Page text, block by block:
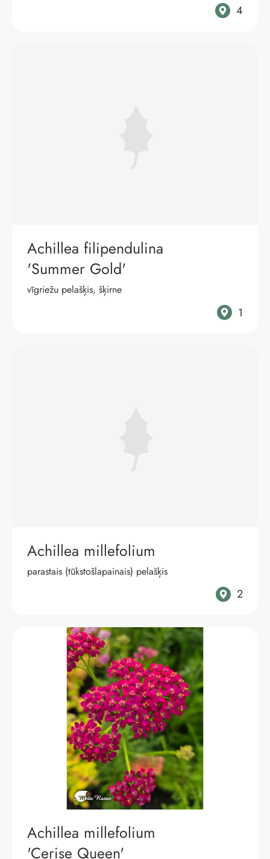
4
Achillea filipendulina
'Summer Gold'
vīgriežu pelašķis, šķirne
1
Achillea millefolium
parastais (tūkstošlapainais) pelašķis
2
Achillea millefolium
'Cerise Queen'